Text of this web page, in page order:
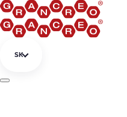
Preskočiť na obsah
SK